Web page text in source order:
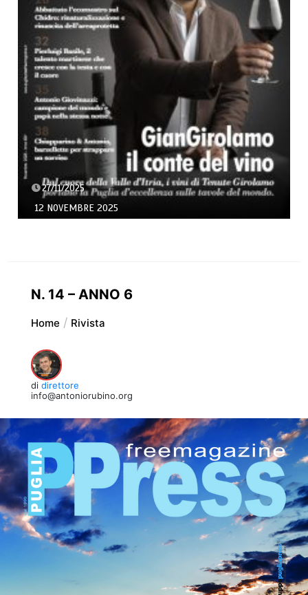
27/11/2025
12 NOVEMBRE 2025
N. 14 – ANNO 6
Home Rivista
di direttore
info@antoniorubino.org